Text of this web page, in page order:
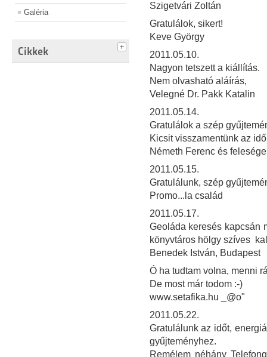
Galéria
Cikkek
Szigetvári Zoltán
Gratulálok, sikert!
Keve György
2011.05.10.
Nagyon tetszett a kiállítás.
Nem olvasható aláírás,
Velegné Dr. Pakk Katalin
2011.05.14.
Gratulálok a szép
Kicsit visszamentünk az
Németh Ferenc és
2011.05.15.
Gratulálunk, szép
Promo...la család
2011.05.17.
Geoláda keresés kapcsán
könyvtáros hölgy szíves
Benedek István, Budapest
Ó ha tudtam volna, menni
De most már todom :-)
www.setafika.hu _@o"
2011.05.22.
Gratulálunk az időt,
gyűjteményhez.
Remélem néhány